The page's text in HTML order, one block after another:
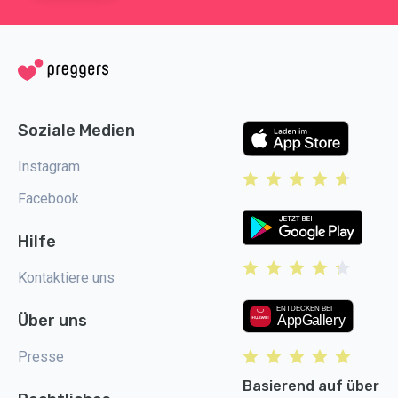
Soziale Medien
Instagram
Facebook
Hilfe
Kontaktiere uns
Über uns
Presse
Basierend auf über